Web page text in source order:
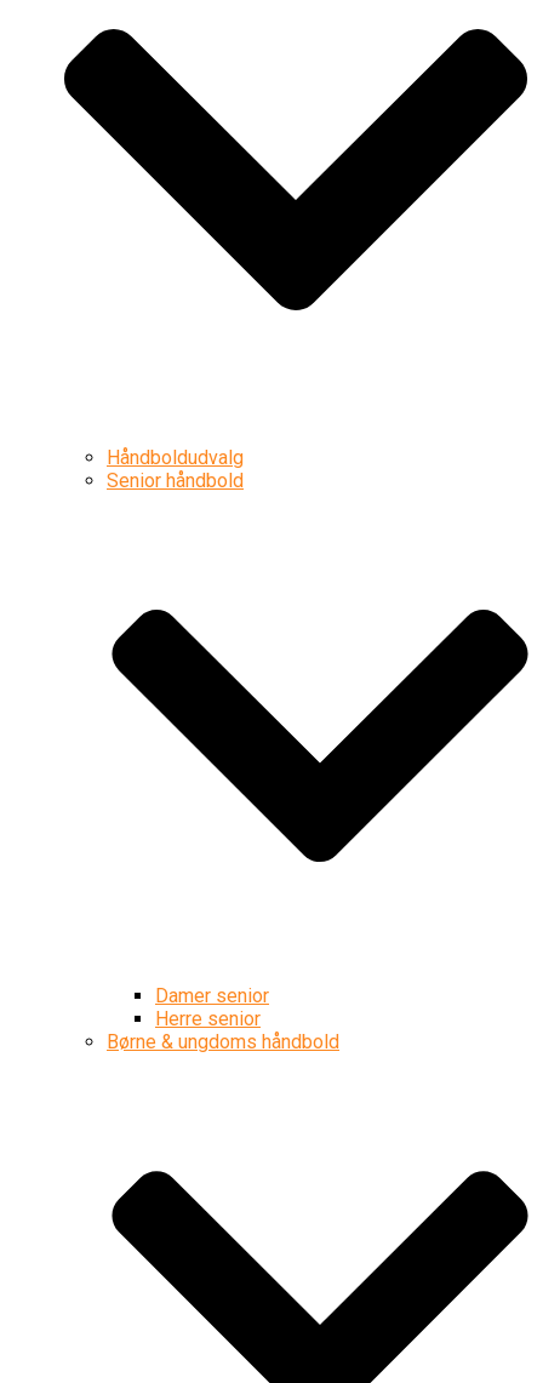
Håndboldudvalg
Senior håndbold
Damer senior
Herre senior
Børne & ungdoms håndbold